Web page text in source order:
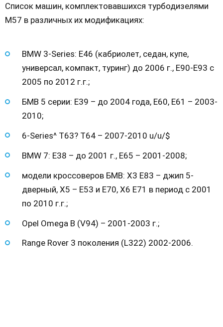
Список машин, комплектовавшихся турбодизелями
М57 в различных их модификациях:
BMW 3-Series: Е46 (кабриолет, седан, купе,
универсал, компакт, туринг) до 2006 г., Е90-Е93 с
2005 по 2012 г.г.;
БМВ 5 серии: Е39 – до 2004 года, Е60, Е61 – 2003-
2010;
6-Series^ T63? T64 – 2007-2010 u/u/$
BMW 7: Е38 – до 2001 г., Е65 – 2001-2008;
модели кроссоверов БМВ: Х3 Е83 – джип 5-
дверный, Х5 – Е53 и Е70, Х6 Е71 в период с 2001
по 2010 г.г.;
Opel Omega B (V94) – 2001-2003 г.;
Range Rover 3 поколения (L322) 2002-2006.